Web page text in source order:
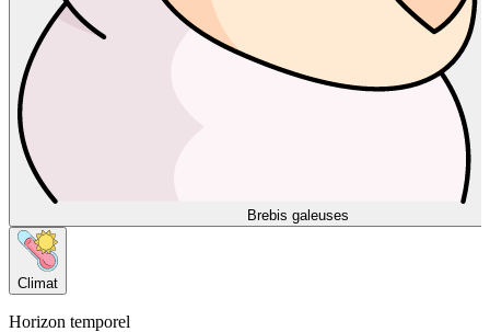
Brebis galeuses
Climat
Horizon temporel